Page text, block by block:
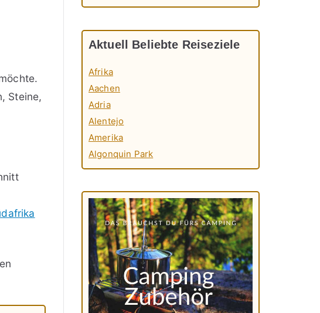
Steine,
Aktuell Beliebte Reiseziele
Afrika
Aachen
Adria
Alentejo
Amerika
Algonquin Park